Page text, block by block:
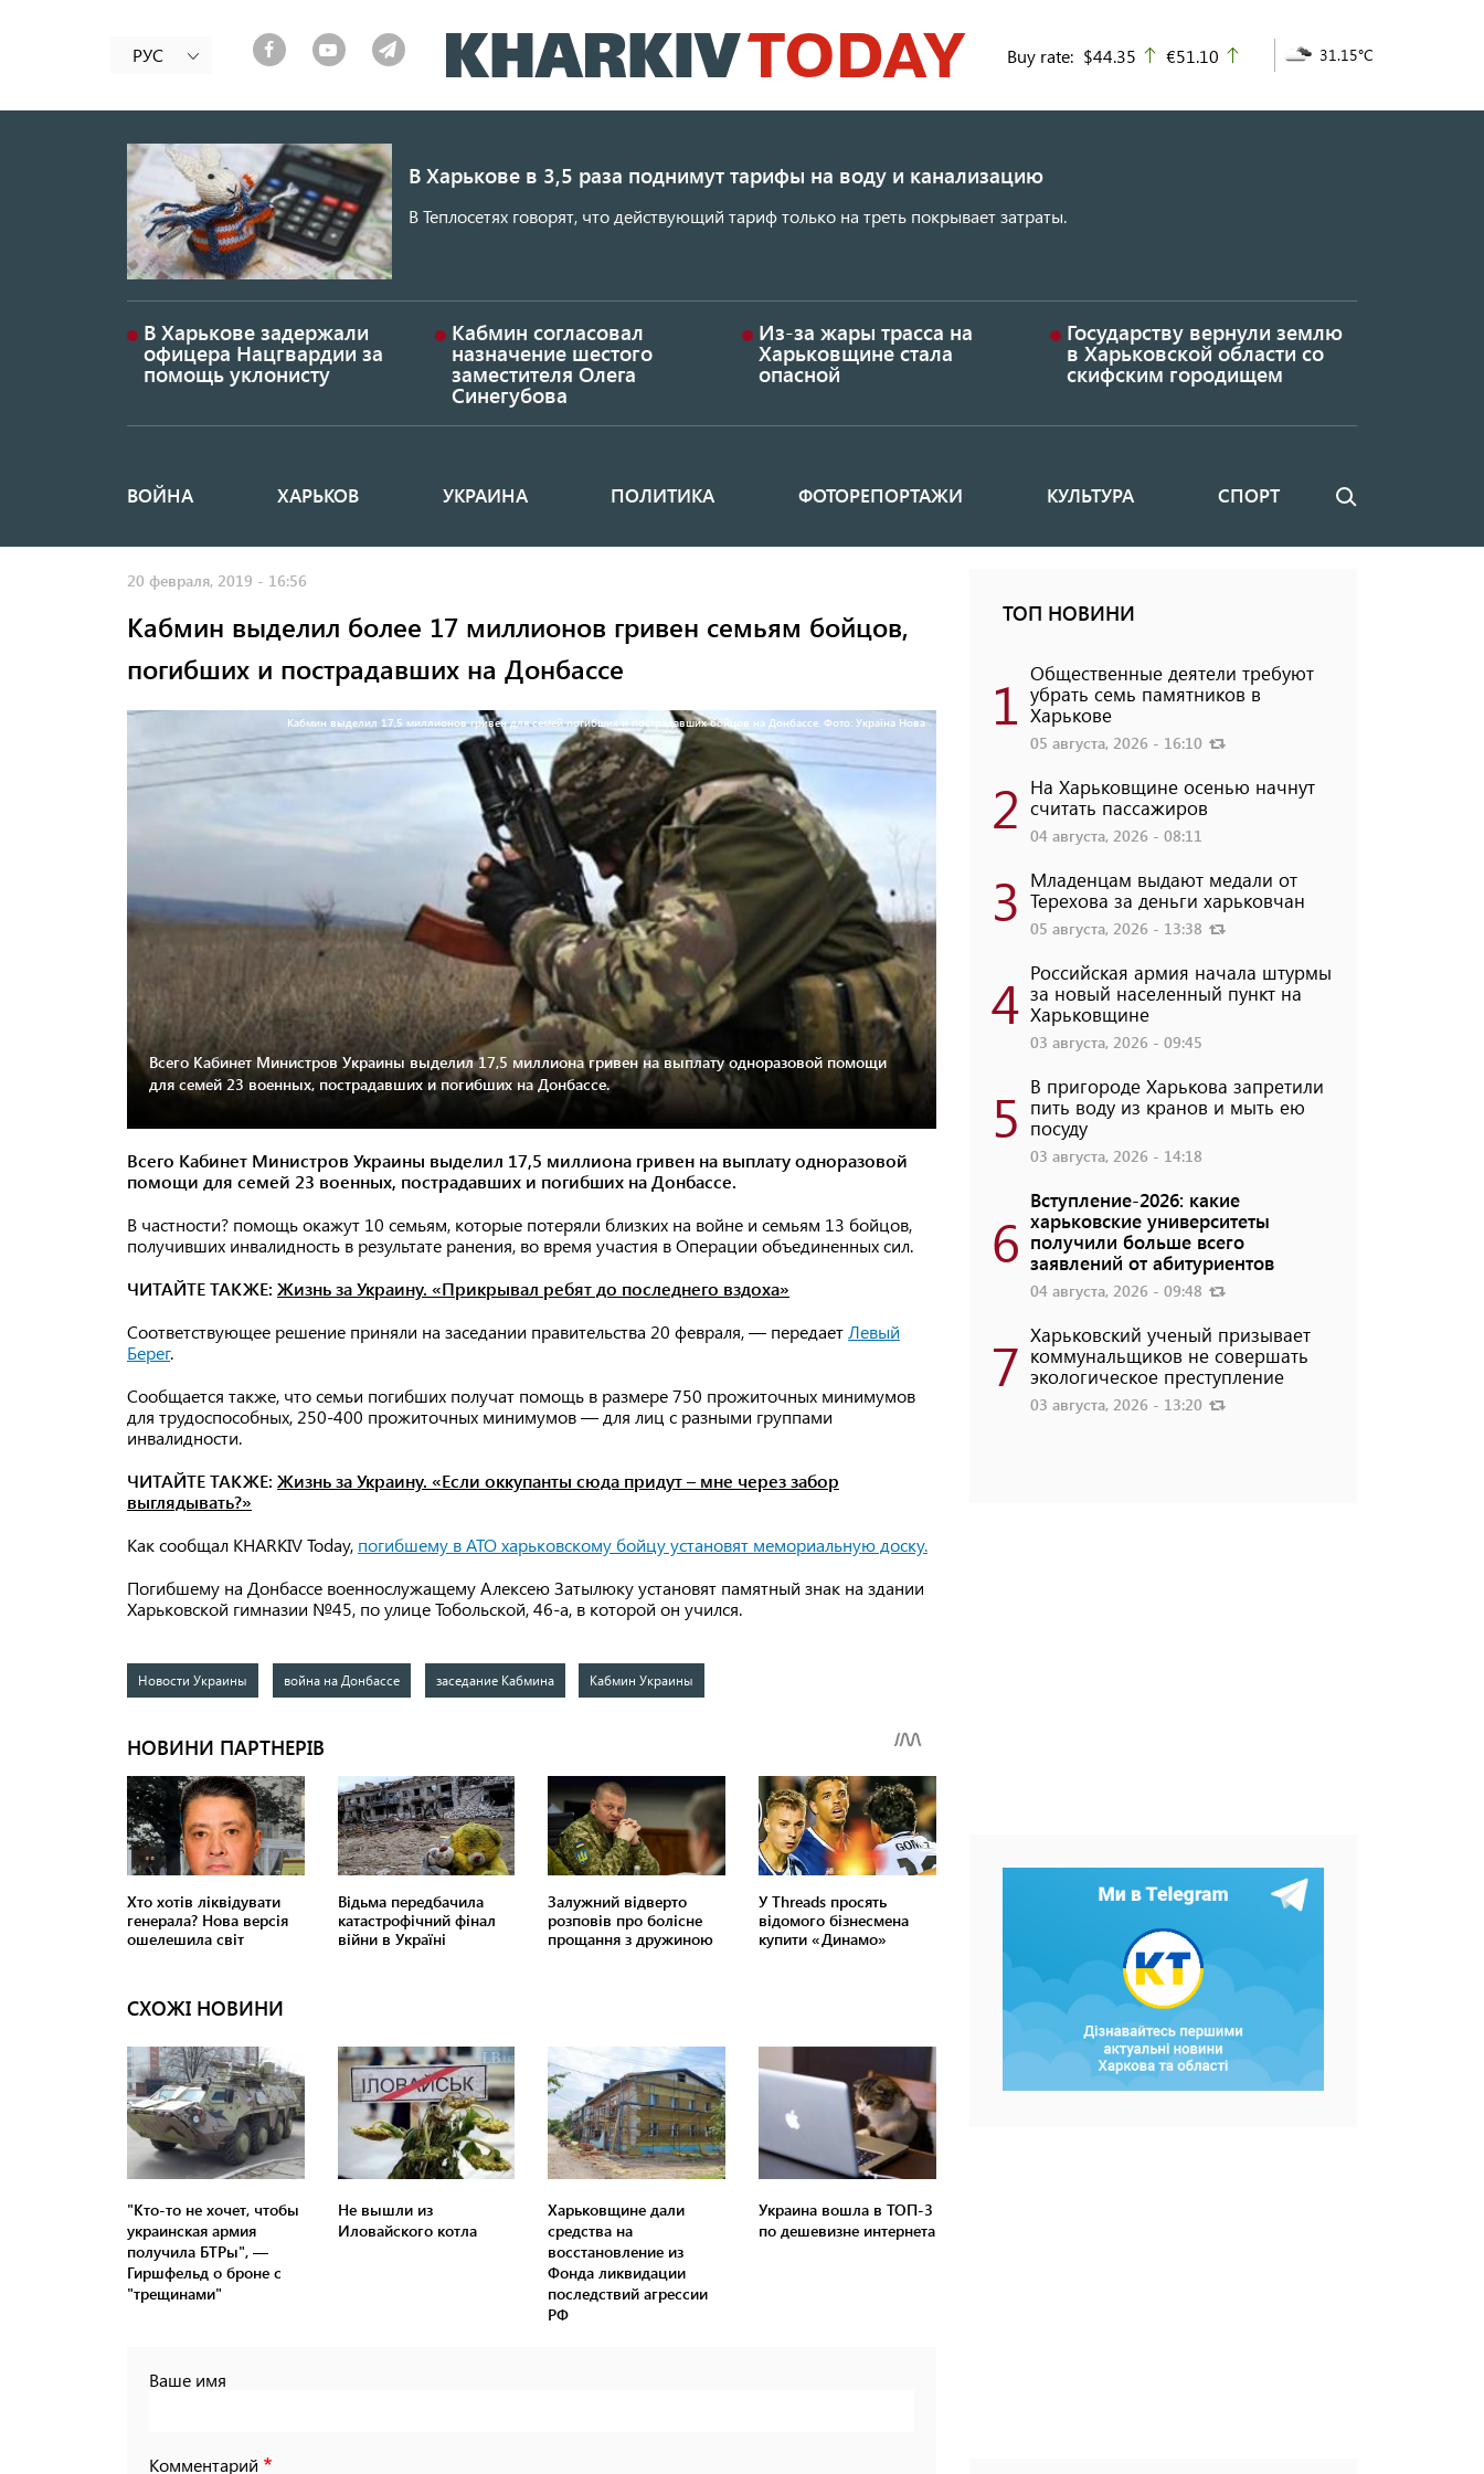
к
основному
РУС Buy rate: $44.35 up
€51.10 31.15°C
В Харькове в 3,5 раза поднимут тарифы на воду и канализацию
В Теплосетях говорят, что действующий тариф только на треть покрывает затраты.
В Харькове задержали
офицера Нацгвардии за
помощь уклонисту
Кабмин согласовал
назначение шестого
заместителя Олега
Синегубова
Из-за жары трасса на
Харьковщине стала
опасной
Государству вернули землю
в Харьковской области со
скифским городищем
Основная
ВОЙНА ХАРЬКОВ УКРАИНА ПОЛИТИКА ФОТОРЕПОРТАЖИ КУЛЬТУРА СПОРТ Поиск
20 февраля, 2019 - 16:56
Кабмин выделил более 17 миллионов гривен семьям бойцов,
погибших и пострадавших на Донбассе
Кабмин выделил 17,5 миллионов гривен для семей погибших и пострадавших бойцов на Донбассе. Фото: Україна Нова
Всего Кабинет Министров Украины выделил 17,5 миллиона гривен на выплату одноразовой помощи
для семей 23 военных, пострадавших и погибших на Донбассе.
Всего Кабинет Министров Украины выделил 17,5 миллиона гривен на выплату одноразовой
помощи для семей 23 военных, пострадавших и погибших на Донбассе.
В частности? помощь окажут 10 семьям, которые потеряли близких на войне и семьям 13 бойцов,
получивших инвалидность в результате ранения, во время участия в Операции объединенных сил.
ЧИТАЙТЕ ТАКЖЕ: Жизнь за Украину. «Прикрывал ребят до последнего вздоха»
Соответствующее решение приняли на заседании правительства 20 февраля, — передает Левый
Берег.
Сообщается также, что семьи погибших получат помощь в размере 750 прожиточных минимумов
для трудоспособных, 250-400 прожиточных минимумов — для лиц с разными группами
инвалидности.
ЧИТАЙТЕ ТАКЖЕ: Жизнь за Украину. «Если оккупанты сюда придут – мне через забор
выглядывать?»
Как сообщал KHARKIV Today, погибшему в АТО харьковскому бойцу установят мемориальную доску.
Погибшему на Донбассе военнослужащему Алексею Затылюку установят памятный знак на здании
Харьковской гимназии №45, по улице Тобольской, 46-а, в которой он учился.
Новости Украины война на Донбассе заседание Кабмина Кабмин Украины
СХОЖІ НОВИНИ
"Кто-то не хочет, чтобы
украинская армия
получила БТРы", —
Гиршфельд о броне с
"трещинами"
Не вышли из
Иловайского котла
Харьковщине дали
средства на
восстановление из
Фонда ликвидации
последствий агрессии
РФ
Украина вошла в ТОП-3
по дешевизне интернета
Ваше имя
Комментарий
ТОП НОВИНИ
1 Общественные деятели требуют
убрать семь памятников в
Харькове
05 августа, 2026 - 16:10
2 На Харьковщине осенью начнут
считать пассажиров
04 августа, 2026 - 08:11
3 Младенцам выдают медали от
Терехова за деньги харьковчан
05 августа, 2026 - 13:38
4 Российская армия начала штурмы
за новый населенный пункт на
Харьковщине
03 августа, 2026 - 09:45
5 В пригороде Харькова запретили
пить воду из кранов и мыть ею
посуду
03 августа, 2026 - 14:18
6
Вступление-2026: какие
харьковские университеты
получили больше всего
заявлений от абитуриентов
04 августа, 2026 - 09:48
7 Харьковский ученый призывает
коммунальщиков не совершать
экологическое преступление
03 августа, 2026 - 13:20